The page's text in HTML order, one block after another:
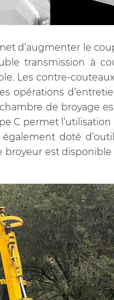
d’augmenter le
transmission à
Les contre-
de broyage
C permet l’utilisation
doté
est